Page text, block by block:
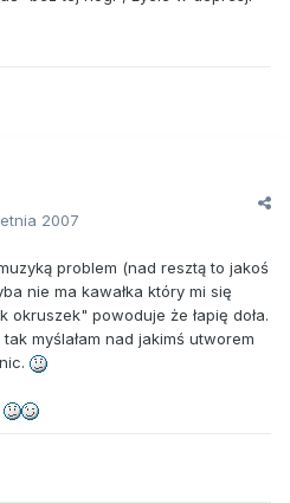
2007
problem (nad resztą to jakoś
nie ma kawałka który mi się
okruszek" powoduje że łapię doła.
myślałam nad jakimś utworem